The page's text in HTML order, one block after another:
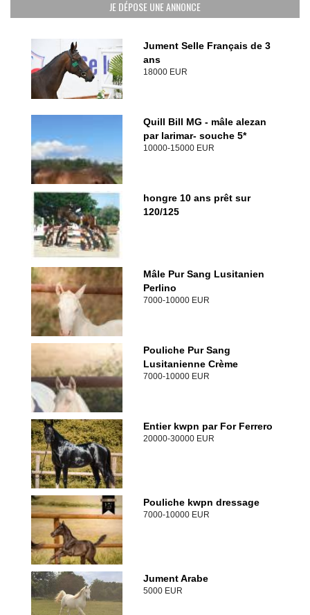
JE DÉPOSE UNE ANNONCE
Jument Selle Français de 3
ans
18000 EUR
Quill Bill MG - mâle alezan
par larimar- souche 5*
10000-15000 EUR
hongre 10 ans prêt sur
120/125
Mâle Pur Sang Lusitanien
Perlino
7000-10000 EUR
Pouliche Pur Sang
Lusitanienne Crème
7000-10000 EUR
Entier kwpn par For Ferrero
20000-30000 EUR
Pouliche kwpn dressage
7000-10000 EUR
Jument Arabe
5000 EUR